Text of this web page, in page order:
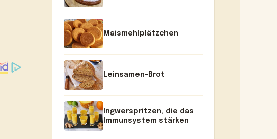
Maismehlplätzchen
Leinsamen-Brot
Ingwerspritzen, die das
Immunsystem stärken